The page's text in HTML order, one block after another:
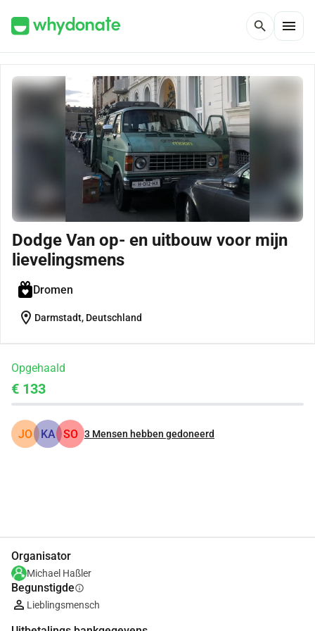
search menu
Dodge Van op- en uitbouw voor mijn
lievelingsmens
Dromen
location_on Darmstadt, Deutschland
Opgehaald
€ 133
JO KA SO 3 Mensen hebben gedoneerd
Organisator
Michael Haßler
Begunstigdeinfo
Lieblingsmensch